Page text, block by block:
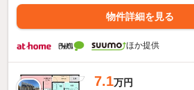
物件詳細を見る
ほか提供
7.1万円